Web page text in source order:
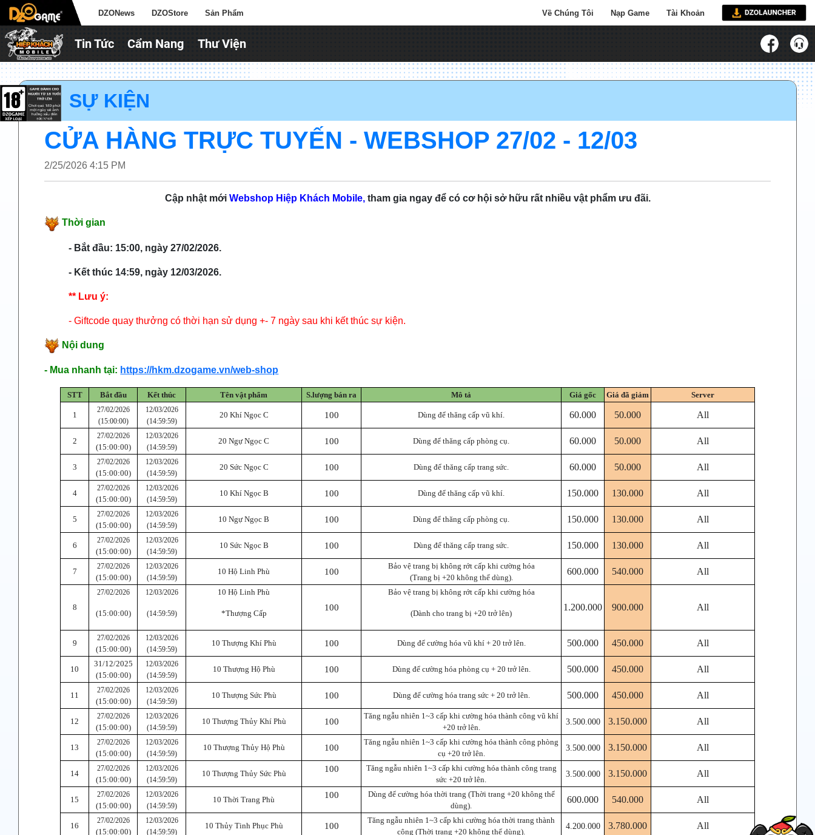
DZONews DZOStore Sản Phẩm Về Chúng Tôi Nạp Game Tài Khoản
Tin Tức Cẩm Nang Thư Viện
► SỰ KIỆN
CỬA HÀNG TRỰC TUYẾN - WEBSHOP 27/02 - 12/03
2/25/2026 4:15 PM
Cập nhật mới Webshop Hiệp Khách Mobile,tham gia ngay để có cơ hội sở hữu rất nhiều vật phẩm ưu đãi.
Thời gian
- Bắt đầu: 15:00, ngày 27/02/2026.
- Kết thúc 14:59, ngày 12/03/2026.
** Lưu ý:
- Giftcode quay thưởng có thời hạn sử dụng +- 7 ngày sau khi kết thúc sự kiện.
Nội dung
- Mua nhanh tại: https://hkm.dzogame.vn/web-shop
STT Bắt đầu Kết thúc Tên vật phẩm S.lượng bán ra Mô tả Giá gốc Giá đã giảm Server
1
27/02/2026
(15:00:00)
12/03/2026
(14:59:59)
20 Khí Ngọc C 100 Dùng để thăng cấp vũ khí. 60.000 50.000 All
2
27/02/2026
(15:00:00)
12/03/2026
(14:59:59)
20 Ngự Ngọc C 100 Dùng để thăng cấp phòng cụ. 60.000 50.000 All
3
27/02/2026
(15:00:00)
12/03/2026
(14:59:59)
20 Sức Ngọc C 100 Dùng để thăng cấp trang sức. 60.000 50.000 All
4
27/02/2026
(15:00:00)
12/03/2026
(14:59:59)
10 Khí Ngọc B 100 Dùng để thăng cấp vũ khí. 150.000 130.000 All
5
27/02/2026
(15:00:00)
12/03/2026
(14:59:59)
10 Ngự Ngọc B 100 Dùng để thăng cấp phòng cụ. 150.000 130.000 All
6
27/02/2026
(15:00:00)
12/03/2026
(14:59:59)
10 Sức Ngọc B 100 Dùng để thăng cấp trang sức. 150.000 130.000 All
7
27/02/2026
(15:00:00)
12/03/2026
(14:59:59)
10 Hộ Linh Phù 100
Bảo vệ trang bị không rớt cấp khi cường hóa
(Trang bị +20 không thể dùng).
600.000 540.000 All
8
27/02/2026
(15:00:00)
12/03/2026
(14:59:59)
10 Hộ Linh Phù
*Thượng Cấp
100
Bảo vệ trang bị không rớt cấp khi cường hóa
(Dành cho trang bị +20 trở lên)
1.200.000 900.000 All
9
27/02/2026
(15:00:00)
12/03/2026
(14:59:59)
10 Thượng Khí Phù 100 Dùng để cường hóa vũ khí + 20 trở lên. 500.000 450.000 All
10
31/12/2025
(15:00:00)
12/03/2026
(14:59:59)
10 Thượng Hộ Phù 100 Dùng để cường hóa phòng cụ + 20 trở lên. 500.000 450.000 All
11
27/02/2026
(15:00:00)
12/03/2026
(14:59:59)
10 Thượng Sức Phù 100 Dùng để cường hóa trang sức + 20 trở lên. 500.000 450.000 All
12
27/02/2026
(15:00:00)
12/03/2026
(14:59:59)
10 Thượng Thủy Khí Phù 100
Tăng ngẫu nhiên 1~3 cấp khi cường hóa thành công vũ khí
+20 trở lên.
3.500.000 3.150.000 All
13
27/02/2026
(15:00:00)
12/03/2026
(14:59:59)
10 Thượng Thủy Hộ Phù 100
Tăng ngẫu nhiên 1~3 cấp khi cường hóa thành công phòng
cụ +20 trở lên.
3.500.000 3.150.000 All
14
27/02/2026
(15:00:00)
12/03/2026
(14:59:59)
10 Thượng Thủy Sức Phù 100
Tăng ngẫu nhiên 1~3 cấp khi cường hóa thành công trang
sức +20 trở lên.
3.500.000 3.150.000 All
15
27/02/2026
(15:00:00)
12/03/2026
(14:59:59)
10 Thời Trang Phù 100
Dùng để cường hóa thời trang (Thời trang +20 không thể
dùng).
600.000 540.000 All
16
27/02/2026
(15:00:00)
12/03/2026
(14:59:59)
10 Thủy Tinh Phục Phù 100
Tăng ngẫu nhiên 1~3 cấp khi cường hóa thời trang thành
công (Thời trang +20 không thể dùng).
4.200.000 3.780.000 All